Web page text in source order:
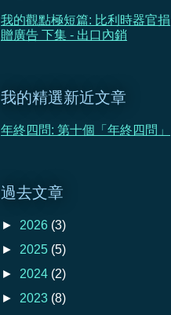
我的觀點極短篇: 比利時器官捐
贈廣告 下集 - 出口內銷
我的精選新近文章
年終四問: 第十個「年終四問」
過去文章
► 2026 (3)
► 2025 (5)
► 2024 (2)
► 2023 (8)